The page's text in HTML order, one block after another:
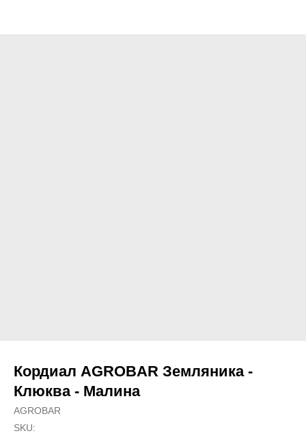
Кордиал AGROBAR Земляника -
Клюква - Малина
AGROBAR
SKU: